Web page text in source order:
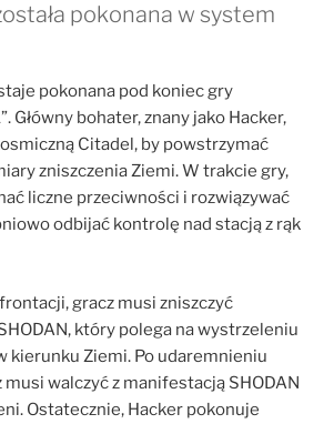
pokonana w system
pokonana pod koniec gry
Główny bohater, znany jako Hacker,
Citadel, by powstrzymać
zniszczenia Ziemi. W trakcie gry,
liczne przeciwności i rozwiązywać
odbijać kontrolę nad stacją z rąk
gracz musi zniszczyć
który polega na wystrzeleniu
kierunku Ziemi. Po udaremnieniu
walczyć z manifestacją SHODAN
Ostatecznie, Hacker pokonuje